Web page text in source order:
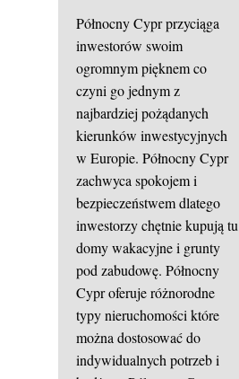
Północny Cypr przyciąga
inwestorów swoim
ogromnym pięknem co
czyni go jednym z
najbardziej pożądanych
kierunków inwestycyjnych
w Europie. Północny Cypr
zachwyca spokojem i
bezpieczeństwem dlatego
inwestorzy chętnie kupują tu
domy wakacyjne i grunty
pod zabudowę. Północny
Cypr oferuje różnorodne
typy nieruchomości które
można dostosować do
indywidualnych potrzeb i